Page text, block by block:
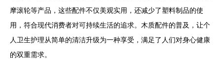
摩滚轮等产品，这些配件不仅美观实用，还减少了塑料制品的使
用，符合现代消费者对可持续生活的追求。木质配件的普及，让个
人卫生护理从简单的清洁升级为一种享受，满足了人们对身心健康
的双重需求。